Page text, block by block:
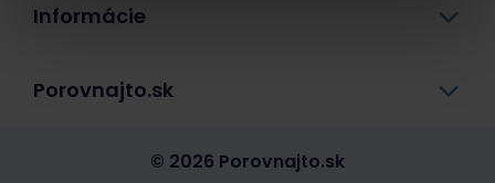
Informácie
Porovnajto.sk
© 2026 Porovnajto.sk